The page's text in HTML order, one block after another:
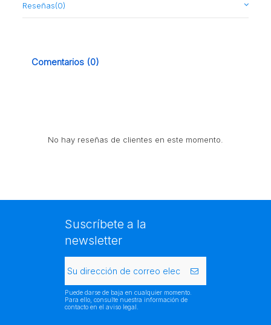
Reseñas(0)
Comentarios (0)
No hay reseñas de clientes en este momento.
Suscríbete a la
newsletter
Puede darse de baja en cualquier momento.
Para ello, consulte nuestra información de
contacto en el aviso legal.